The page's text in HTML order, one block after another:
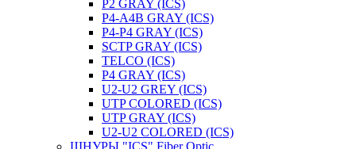
P2 GRAY (ICS)
P4-A4B GRAY (ICS)
P4-P4 GRAY (ICS)
SCTP GRAY (ICS)
TELCO (ICS)
P4 GRAY (ICS)
U2-U2 GREY (ICS)
UTP COLORED (ICS)
UTP GRAY (ICS)
U2-U2 COLORED (ICS)
ШНУРЫ "ICS" Fiber Optic